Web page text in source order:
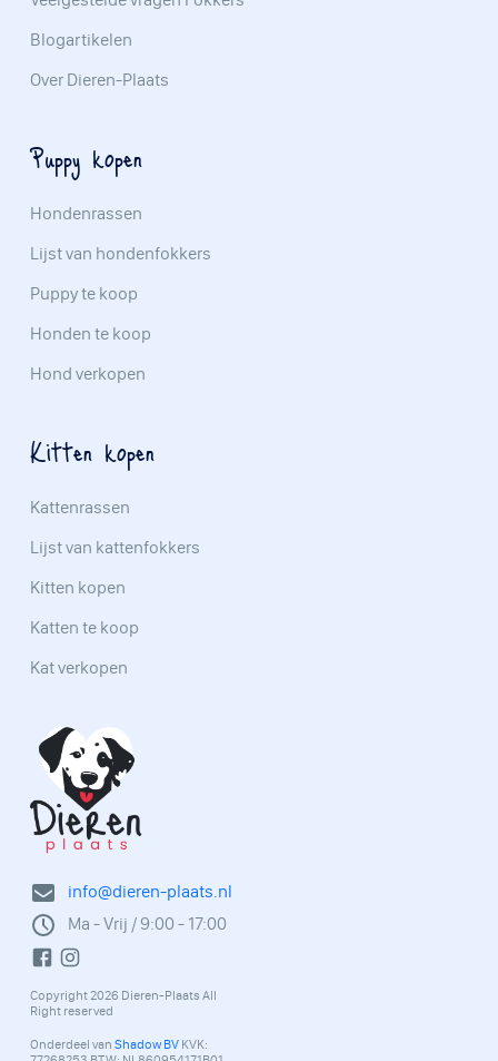
info@dieren-plaats.nl
Ma - Vrij / 9:00 - 17:00
Copyright 2026 Dieren-Plaats All
Right reserved
Onderdeel van Shadow BV KVK:
Blogartikelen
Over Dieren-Plaats
Puppy kopen
Hondenrassen
Lijst van hondenfokkers
Puppy te koop
Honden te koop
Hond verkopen
Kitten kopen
Kattenrassen
Lijst van kattenfokkers
Kitten kopen
Katten te koop
Kat verkopen